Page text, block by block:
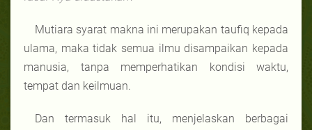
Mutiara syarat makna ini merupakan taufiq kepada
ulama, maka tidak semua ilmu disampaikan kepada
manusia, tanpa memperhatikan kondisi waktu,
tempat dan keilmuan.
Dan termasuk hal itu, menjelaskan berbagai